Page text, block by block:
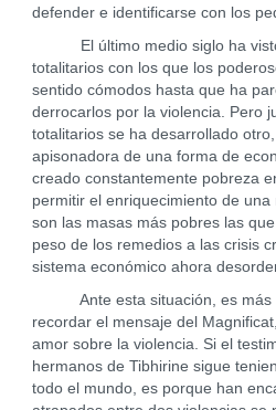
defender e identificarse con los
El último medio siglo ha visto
totalitarios con los que los
sentido cómodos hasta que ha
derrocarlos por la violencia. Pero
totalitarios se ha desarrollado
apisonadora de una forma de
creado constantemente pobreza
permitir el enriquecimiento de una
son las masas más pobres las
peso de los remedios a las crisis
sistema económico ahora
Ante esta situación, es más
recordar el mensaje del
amor sobre la violencia. Si el
hermanos de Tibhirine sigue
todo el mundo, es porque han